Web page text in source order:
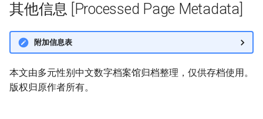
其他信息 [Processed Page Metadata]
附加信息表
本文由多元性别中文数字档案馆归档整理，仅供存档使用。
版权归原作者所有。